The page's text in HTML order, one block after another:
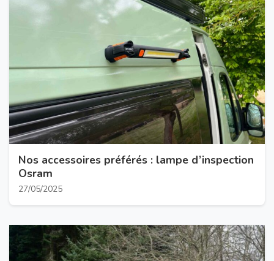
Nos accessoires préférés : lampe d’inspection
Osram
27/05/2025